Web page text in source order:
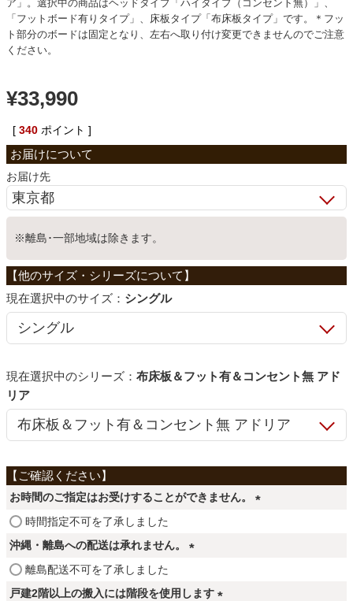
食器棚・キッチン収納
収納家具
ホームオフィス
こたつ
ファブリック
カーテン
ラグ
マット
ア」。選択中の商品はヘッドタイプ「ハイタイプ（コンセント無）」、
「フットボード有りタイプ」、床板タイプ「布床板タイプ」です。＊フッ
ト部分のボードは固定となり、左右へ取り付け変更できませんのでご注意
ください。
¥33,990
[ 340 ポイント ]
お届け先
※離島･一部地域は除きます。
サイズ： シングル
シリーズ： 布床板＆フット有＆コンセント無 アド
リア
お時間のご指定はお受けすることができません。
時間指定不可を了承しました
沖縄・離島への配送は承れません。
必
離島配送不可を了承しました
戸建2階以上の搬入には階段を使用します